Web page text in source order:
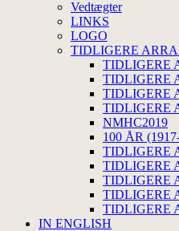
Vedtægter
LINKS
LOGO
TIDLIGERE
TIDLIGERE
TIDLIGERE
TIDLIGERE
TIDLIGERE
NMHC2019
100 ÅR
TIDLIGERE
TIDLIGERE
TIDLIGERE
TIDLIGERE
TIDLIGERE
IN ENGLISH